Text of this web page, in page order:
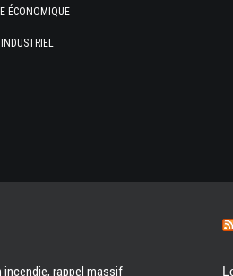
ÉCONOMIQUE
rappel massif